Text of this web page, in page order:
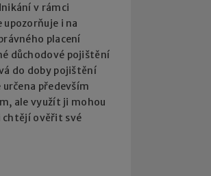
v rámci
upozorňuje i na
placení
důchodové pojištění
do doby pojištění
určena především
ale využít ji mohou
chtějí ověřit své